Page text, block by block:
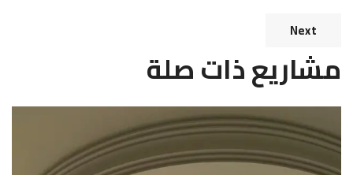
Next
مشاريع ذات صلة
منزل رقم 1